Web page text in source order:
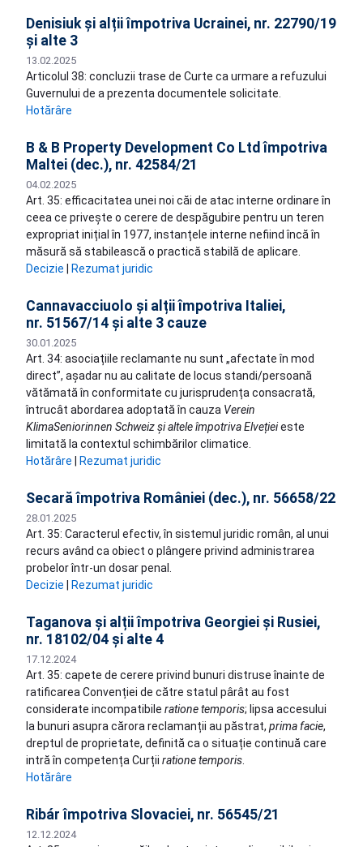
Denisiuk și alții împotriva Ucrainei, nr. 22790/19
și alte 3
13.02.2025
Articolul 38: concluzii trase de Curte ca urmare a refuzului
Guvernului de a prezenta documentele solicitate.
Hotărâre
B & B Property Development Co Ltd împotriva
Maltei (dec.), nr. 42584/21
04.02.2025
Art. 35: efficacitatea unei noi căi de atac interne ordinare în
ceea ce privește o cerere de despăgubire pentru un teren
expropriat inițial în 1977, instanțele interne nefiind încă în
măsură să stabilească o practică stabilă de aplicare.
Decizie
Rezumat juridic
Cannavacciuolo și alții împotriva Italiei,
nr. 51567/14 și alte 3 cauze
30.01.2025
Art. 34: asociațiile reclamante nu sunt „afectate în mod
direct”, așadar nu au calitate de locus standi/persoană
vătămată în conformitate cu jurisprudența consacrată,
întrucât abordarea adoptată în cauza Verein
KlimaSeniorinnen Schweiz și altele împotriva Elvețieieste
limitată la contextul schimbărilor climatice.
Hotărâre
Rezumat juridic
Secară împotriva României (dec.), nr. 56658/22
28.01.2025
Art. 35: Caracterul efectiv, în sistemul juridic român, al unui
recurs având ca obiect o plângere privind administrarea
probelor într-un dosar penal.
Decizie
Rezumat juridic
Taganova și alții împotriva Georgiei și Rusiei,
nr. 18102/04 și alte 4
17.12.2024
Art. 35: capete de cerere privind bunuri distruse înainte de
ratificarea Convenției de către statul pârât au fost
considerate incompatibile ratione temporis; lipsa accesului
la bunuri asupra cărora reclamanții au păstrat, prima facie,
dreptul de proprietate, definită ca o situație continuă care
intră în competența Curții ratione temporis.
Hotărâre
Ribár împotriva Slovaciei, nr. 56545/21
12.12.2024